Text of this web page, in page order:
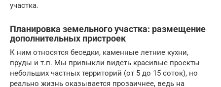
участка.
Планировка земельного участка: размещение
дополнительных пристроек
К ним относятся беседки, каменные летние кухни,
пруды и т.п. Мы привыкли видеть красивые проекты
небольших частных территорий (от 5 до 15 соток), но
реально жизнь оказывается прозаичнее, ведь на